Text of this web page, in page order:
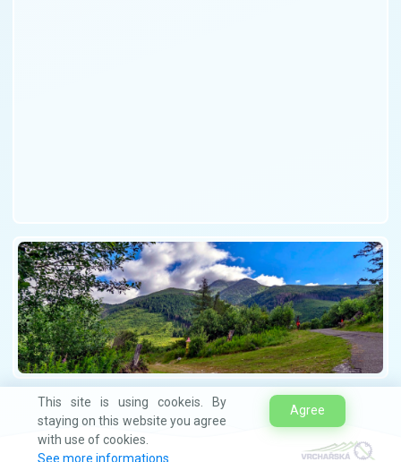
This site is using cookeis. By
staying on this website you agree
with use of cookies.
See more informations
Agree